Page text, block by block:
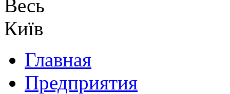
Главная
Предприятия